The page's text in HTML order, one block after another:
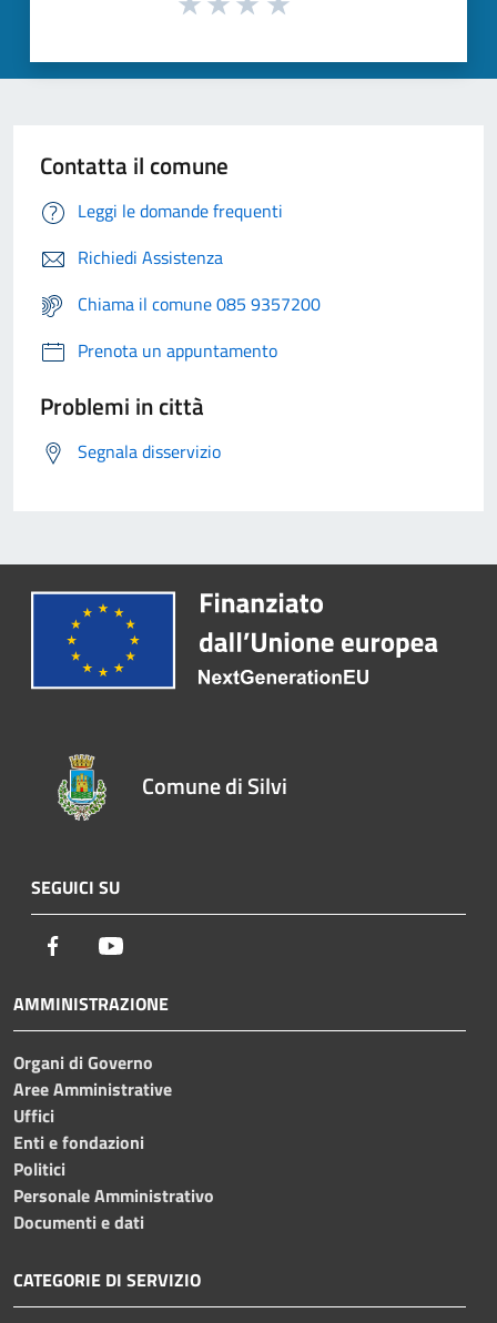
Contatta il comune
Leggi le domande frequenti
Richiedi Assistenza
Chiama il comune 085 9357200
Prenota un appuntamento
Problemi in città
Segnala disservizio
Comune di Silvi
SEGUICI SU
Facebook
AMMINISTRAZIONE
Organi di Governo
Aree Amministrative
Uffici
Enti e fondazioni
Politici
Personale Amministrativo
Documenti e dati
CATEGORIE DI SERVIZIO